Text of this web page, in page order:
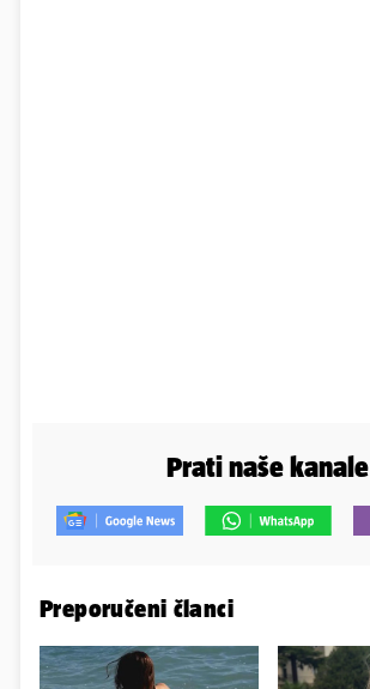
Prati naše kanale
Preporučeni članci